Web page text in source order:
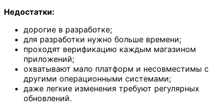
Недостатки:
дорогие в разработке;
для разработки нужно больше времени;
проходят верификацию каждым магазином
приложений;
охватывают мало платформ и несовместимы с
другими операционными системами;
даже легкие изменения требуют регулярных
обновлений.